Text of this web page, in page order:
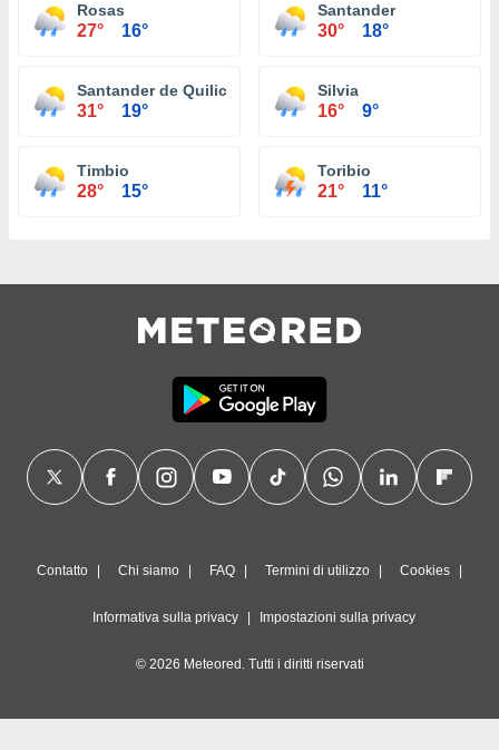
Rosas
27° 16°
Santander
30° 18°
Santander de Quilichao
31° 19°
Silvia
16° 9°
Timbio
28° 15°
Toribio
21° 11°
Contatto Chi siamo FAQ Termini di utilizzo Cookies
Informativa sulla privacy Impostazioni sulla privacy
© 2026 Meteored. Tutti i diritti riservati